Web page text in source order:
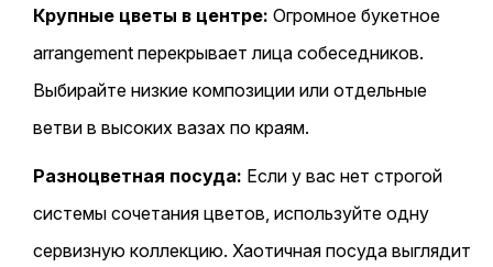
Крупные цветы в центре: Огромное букетное
arrangement перекрывает лица собеседников.
Выбирайте низкие композиции или отдельные
ветви в высоких вазах по краям.
Разноцветная посуда: Если у вас нет строгой
системы сочетания цветов, используйте одну
сервизную коллекцию. Хаотичная посуда выглядит